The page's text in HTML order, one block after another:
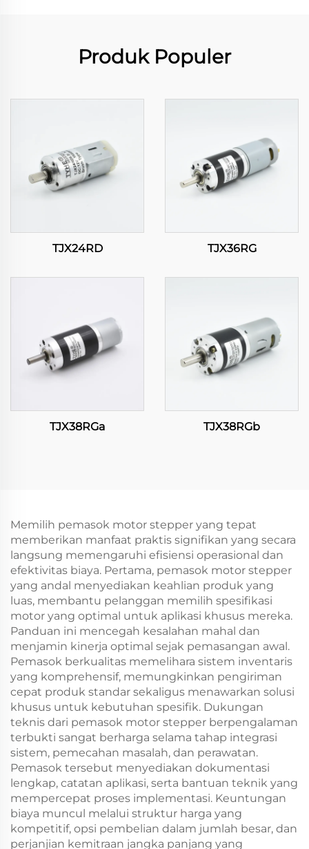
Produk Populer
TJX24RD TJX36RG
TJX38RGa TJX38RGb
Memilih pemasok motor stepper yang tepat
memberikan manfaat praktis signifikan yang secara
langsung memengaruhi efisiensi operasional dan
efektivitas biaya. Pertama, pemasok motor stepper
yang andal menyediakan keahlian produk yang
luas, membantu pelanggan memilih spesifikasi
motor yang optimal untuk aplikasi khusus mereka.
Panduan ini mencegah kesalahan mahal dan
menjamin kinerja optimal sejak pemasangan awal.
Pemasok berkualitas memelihara sistem inventaris
yang komprehensif, memungkinkan pengiriman
cepat produk standar sekaligus menawarkan solusi
khusus untuk kebutuhan spesifik. Dukungan
teknis dari pemasok motor stepper berpengalaman
terbukti sangat berharga selama tahap integrasi
sistem, pemecahan masalah, dan perawatan.
Pemasok tersebut menyediakan dokumentasi
lengkap, catatan aplikasi, serta bantuan teknik yang
mempercepat proses implementasi. Keuntungan
biaya muncul melalui struktur harga yang
kompetitif, opsi pembelian dalam jumlah besar, dan
perjanjian kemitraan jangka panjang yang